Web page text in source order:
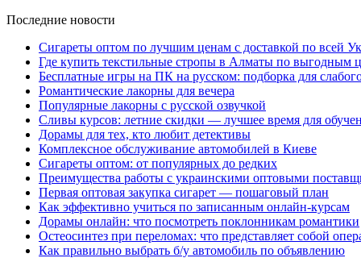
Последние новости
Сигареты оптом по лучшим ценам с доставкой по всей
Где купить текстильные стропы в Алматы по выгодным
Бесплатные игры на ПК на русском: подборка для
Романтические лакорны для вечера
Популярные лакорны с русской озвучкой
Сливы курсов: летние скидки — лучшее время для
Дорамы для тех, кто любит детективы
Комплексное обслуживание автомобилей в Киеве
Сигареты оптом: от популярных до редких
Преимущества работы с украинскими оптовыми
Первая оптовая закупка сигарет — пошаговый план
Как эффективно учиться по записанным онлайн-курсам
Дорамы онлайн: что посмотреть поклонникам романтики
Остеосинтез при переломах: что представляет собой
Как правильно выбрать б/у автомобиль по объявлению